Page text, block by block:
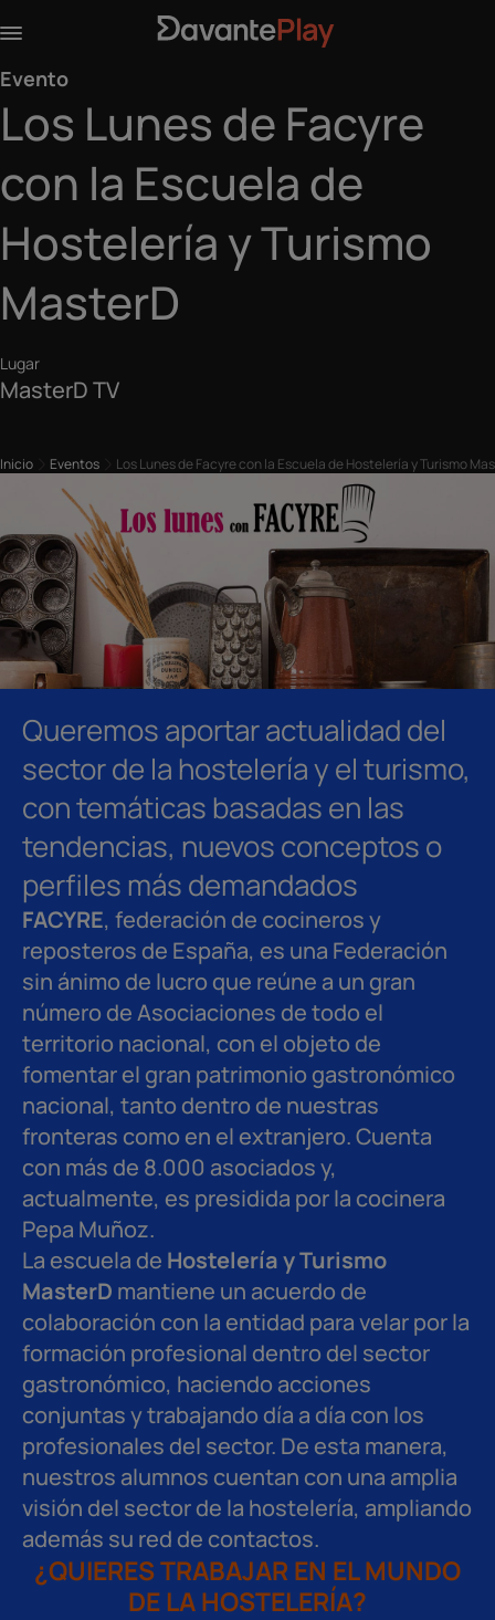
Evento
Los Lunes de Facyre
con la Escuela de
Hostelería y Turismo
MasterD
Lugar
MasterD TV
Inicio Eventos Los Lunes de Facyre con la Escuela de Hostelería y Turismo
Queremos aportar actualidad del
sector de la hostelería y el turismo,
con temáticas basadas en las
tendencias, nuevos conceptos o
perfiles más demandados
FACYRE, federación de cocineros y
reposteros de España, es una Federación
sin ánimo de lucro que reúne a un gran
número de Asociaciones de todo el
territorio nacional, con el objeto de
fomentar el gran patrimonio gastronómico
nacional, tanto dentro de nuestras
fronteras como en el extranjero. Cuenta
con más de 8.000 asociados y,
actualmente, es presidida por la cocinera
Pepa Muñoz.
La escuela de Hostelería y Turismo
MasterD mantiene un acuerdo de
colaboración con la entidad para velar por la
formación profesional dentro del sector
gastronómico, haciendo acciones
conjuntas y trabajando día a día con los
profesionales del sector. De esta manera,
nuestros alumnos cuentan con una amplia
visión del sector de la hostelería, ampliando
además su red de contactos.
¿QUIERES TRABAJAR EN EL MUNDO
DE LA HOSTELERÍA?